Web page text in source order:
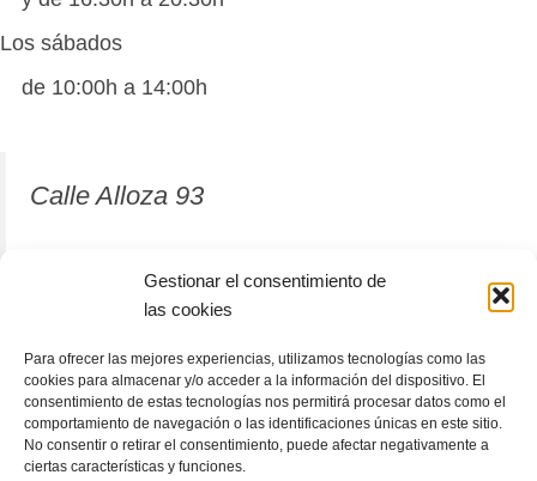
Gestionar el consentimiento de
las cookies
Para ofrecer las mejores experiencias, utilizamos tecnologías como las
cookies para almacenar y/o acceder a la información del dispositivo. El
consentimiento de estas tecnologías nos permitirá procesar datos como el
comportamiento de navegación o las identificaciones únicas en este sitio.
No consentir o retirar el consentimiento, puede afectar negativamente a
ciertas características y funciones.
Los sábados
de 10:00h a 14:00h
Calle Alloza 93
12001 Castellón de la Plana
964 81 37 63